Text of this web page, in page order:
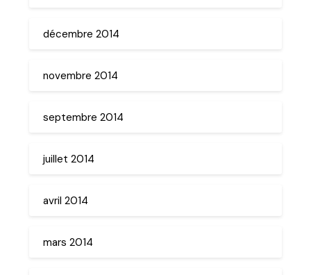
décembre 2014
novembre 2014
septembre 2014
juillet 2014
avril 2014
mars 2014